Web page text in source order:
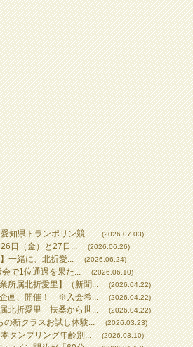
知県トランポリン競... (2026.07.03)
日（金）と27日... (2026.06.26)
一緒に、北折愛... (2026.06.24)
で1位通過を果た... (2026.06.10)
所属北折愛里】（新聞... (2026.04.22)
企画、開催！ ※入会希... (2026.04.22)
北折愛里 扶桑から世... (2026.04.22)
の新クラスお試し体験... (2026.03.23)
タンブリング年齢別... (2026.03.10)